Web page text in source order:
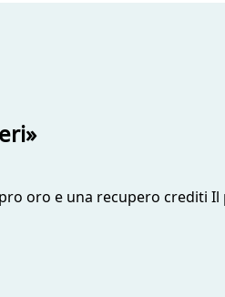
oro e una recupero crediti